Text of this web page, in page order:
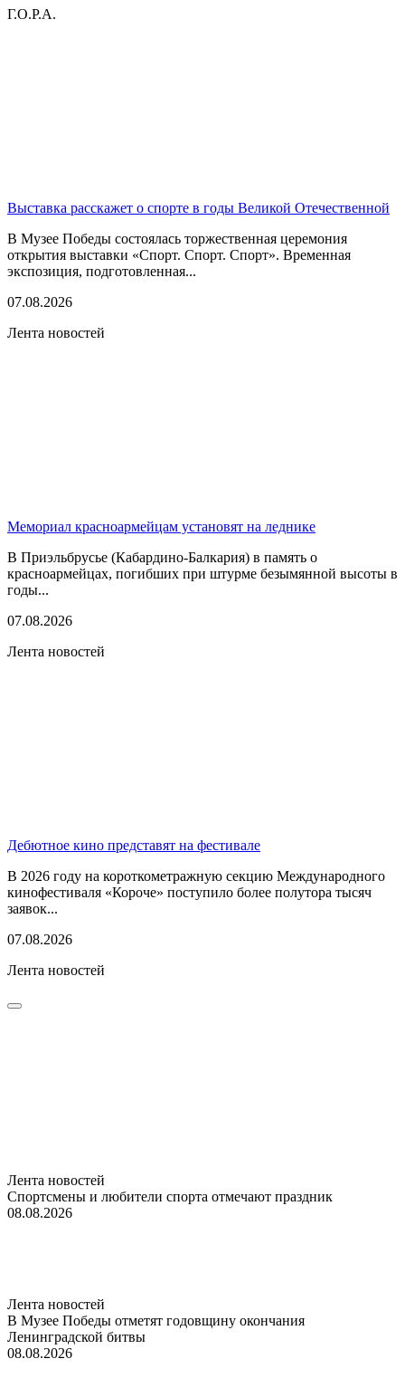
Г.О.Р.А.
Выставка расскажет о спорте в годы Великой Отечественной
В Музее Победы состоялась торжественная церемония
открытия выставки «Спорт. Спорт. Спорт». Временная
экспозиция, подготовленная...
07.08.2026
Лента новостей
Мемориал красноармейцам установят на леднике
В Приэльбрусье (Кабардино-Балкария) в память о
красноармейцах, погибших при штурме безымянной высоты в
годы...
07.08.2026
Лента новостей
Дебютное кино представят на фестивале
В 2026 году на короткометражную секцию Международного
кинофестиваля «Короче» поступило более полутора тысяч
заявок...
07.08.2026
Лента новостей
Лента новостей
Спортсмены и любители спорта отмечают праздник
08.08.2026
Лента новостей
В Музее Победы отметят годовщину окончания
Ленинградской битвы
08.08.2026